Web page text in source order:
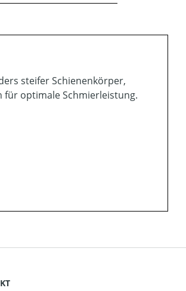
steifer Schienenkörper,
für optimale Schmierleistung.